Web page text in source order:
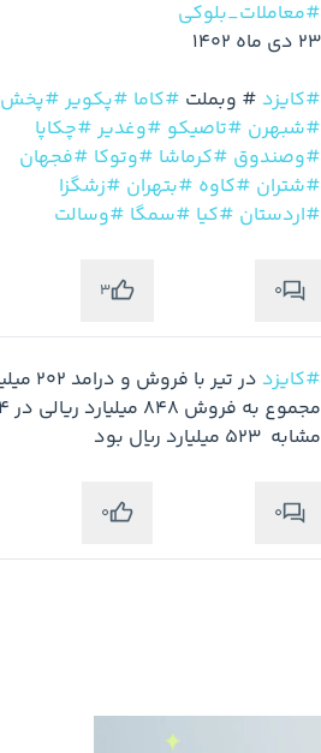
#معاملات_بلوکی
#کایزد # وبملت #کاما #پکویر #پخش
#شبهرن #تاصیکو #وغدیر #چکاپا
#وصندوق #کرماشا #وتوکا #فجهان
#شتران #کاوه #بتهران #زشگزا
#اردستان #کیا #سمگا #وسالت
0
3
#کایزد
مشابه  523 میلیارد ریال بود
0
0